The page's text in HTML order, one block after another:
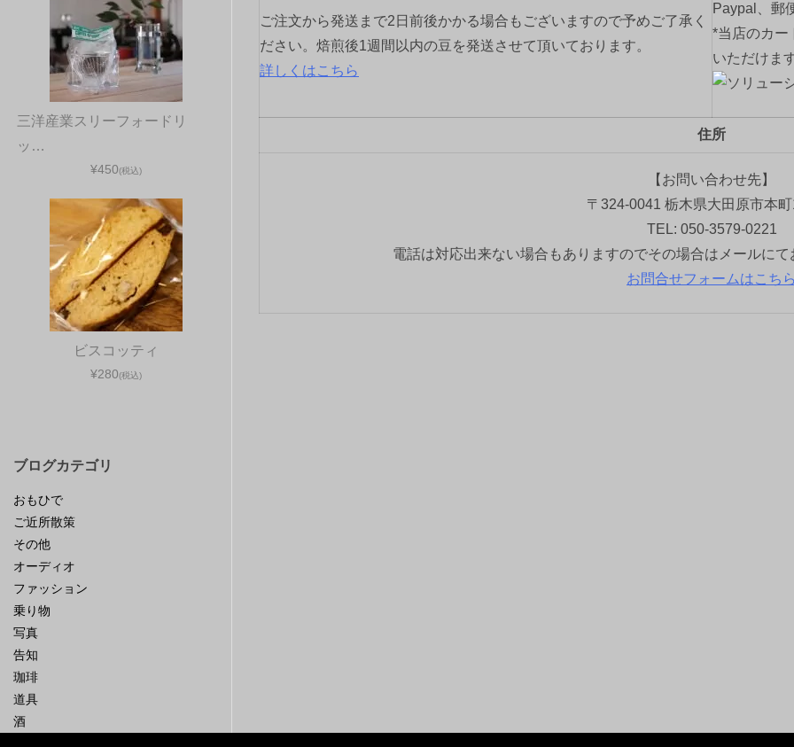
ご注文から発送まで2日前後かかる場合もございますので予めご了承く
ださい。焙煎後1週間以内の豆を発送させて頂いております。
詳しくはこちら
Paypal、郵
*当店のカー
いただけます
住所
【お問い合わせ先】
〒324-0041 栃木県大田原市本
TEL: 050-3579-0221
電話は対応出来ない場合もありますのでその場合はメールにて
お問合せフォームはこちら
三洋産業スリーフォードリ
ッ…
¥450(税込)
ビスコッティ
¥280(税込)
ブログカテゴリ
おもひで
ご近所散策
その他
オーディオ
ファッション
乗り物
写真
告知
珈琲
道具
酒